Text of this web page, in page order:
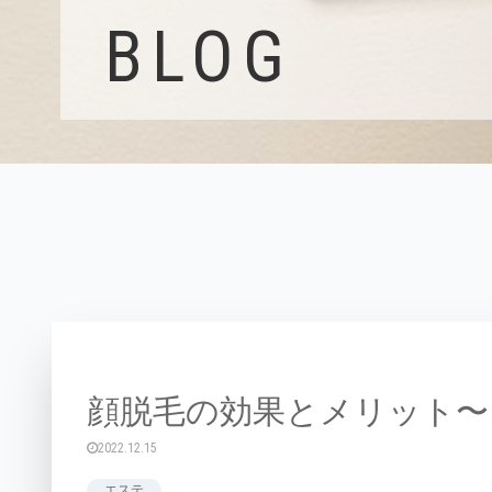
BLOG
顔脱毛の効果とメリット
2022.12.15